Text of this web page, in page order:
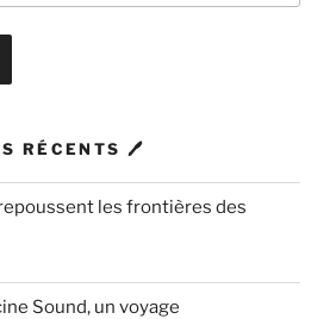
RÉCENTS 🖊
les frontières des
Sound, un voyage